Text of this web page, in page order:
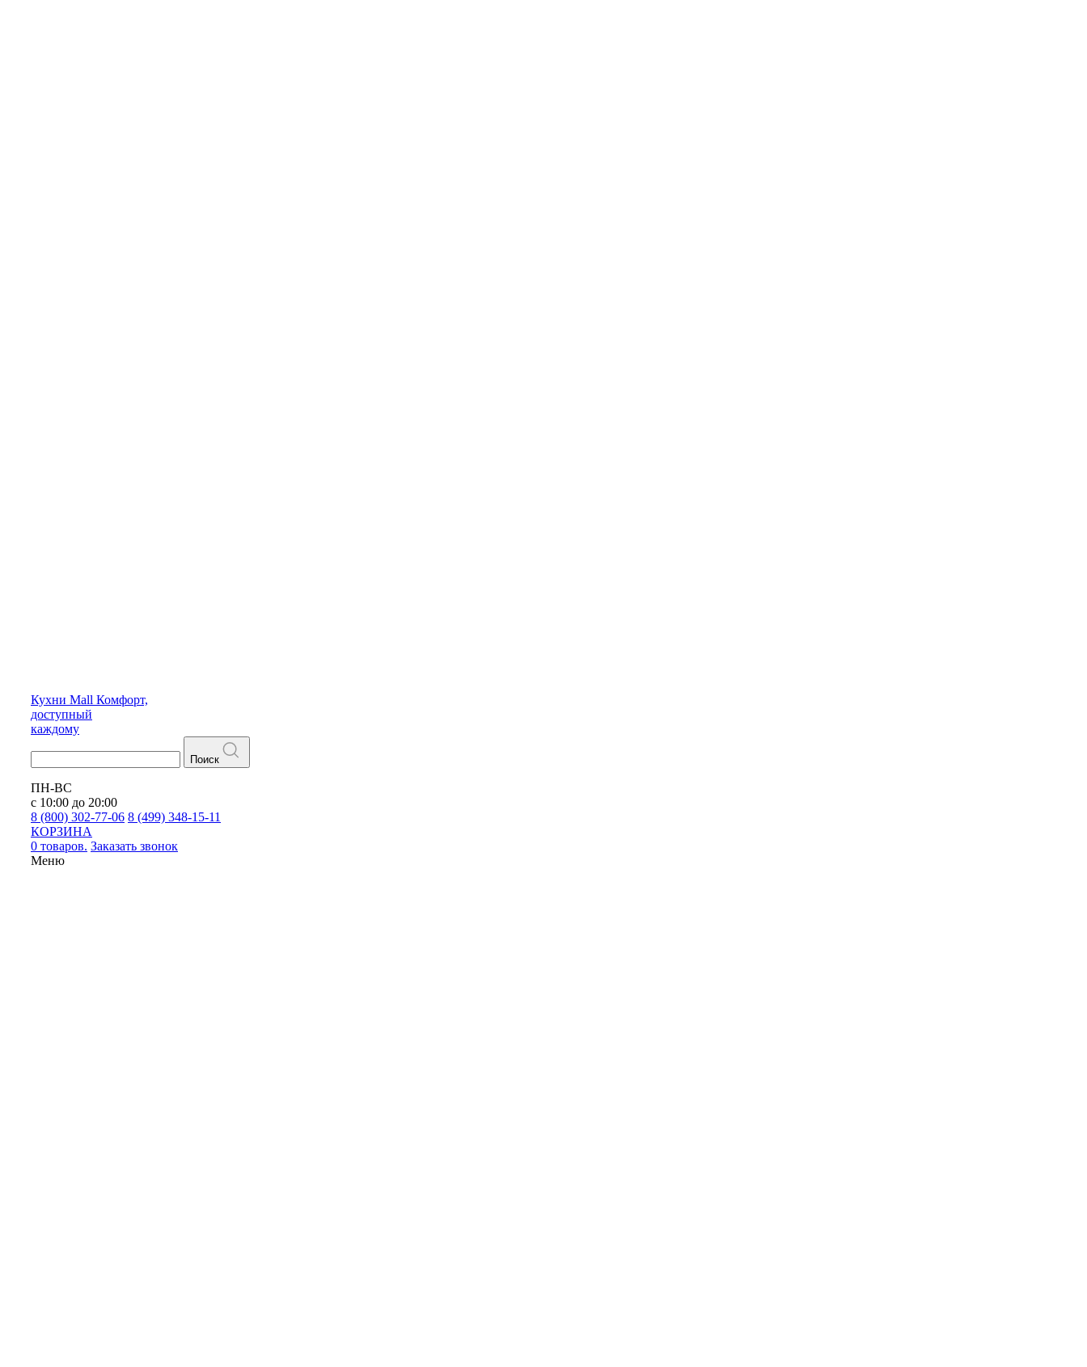
Кухни Mall Комфорт,
доступный
каждому
Поиск
ПН-ВС
с 10:00 до 20:00
8 (800) 302-77-06 8 (499) 348-15-11
КОРЗИНА
0 товаров. Заказать звонок
Меню